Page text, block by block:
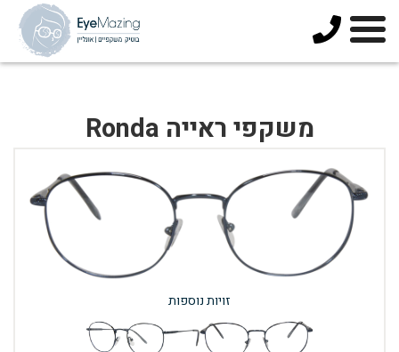
3744678
משקפי ראייה Ronda
זויות נוספות